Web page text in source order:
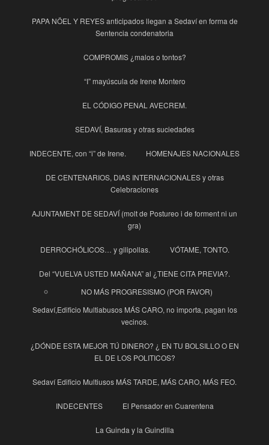
PAPA NÖEL Y REYES anticipados llegan a Sedaví en forma de
Sentencia condenatoria
COMPROMIS ¿malos o tontos?
“I” mayúscula de Irene Montero
EL CÓDIGO PENAL AVECREM.
SEDAVÍ, Basuras y otras suciedades
INDECENTE, con “i” de Irene. HOMENAJES NACIONALES
DE CENTENARIOS, DIAS INTERNACIONALES y otras
Celebraciones
AJUNTAMENT DE SEDAVÍ (molt de Postureo i de forment ni un
gra)
DERROCHÓLICOS… y gilipollas. VÓTAME, TONTO.
Del “VUELVA USTED MAÑANA” al ¿TIENE CITA PREVIA?.
NO MÁS PROGRESISMO (POR FAVOR)
Sedaví,Edificio Multiabusos MÁS CARO, no importa, pagan los
vecinos.
¿DÓNDE ESTA MEJOR TÚ DINERO? ¿ EN TU BOLSILLO O EN
EL DE LOS POLITICOS?
Sedaví Edificio Multiusos MÁS TARDE, MÁS CARO, MÁS FEO.
INDECENTES El Pensador en Cuarentena
La Guinda y la Guindilla